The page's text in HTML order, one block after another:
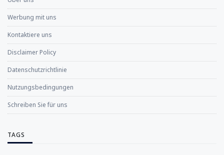
Werbung mit uns
Kontaktiere uns
Disclaimer Policy
Datenschutzrichtlinie
Nutzungsbedingungen
Schreiben Sie für uns
TAGS